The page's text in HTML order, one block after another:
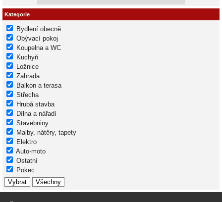
Kategorie
Bydlení obecně
Obývací pokoj
Koupelna a WC
Kuchyň
Ložnice
Zahrada
Balkon a terasa
Střecha
Hrubá stavba
Dílna a nářadí
Stavebniny
Malby, nátěry, tapety
Elektro
Auto-moto
Ostatní
Pokec